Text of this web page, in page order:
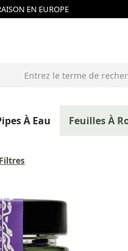
EN EUROPE
À Eau Feuilles À